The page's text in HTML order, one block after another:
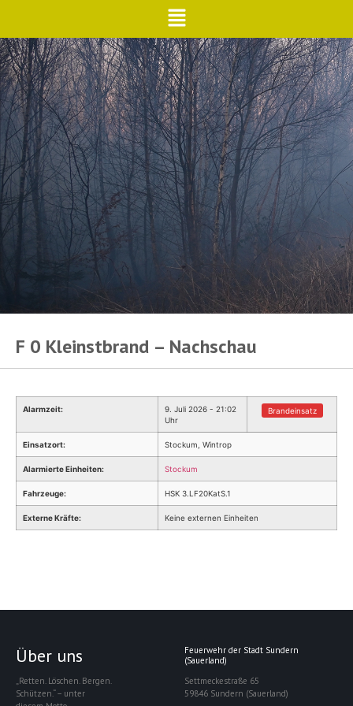
F 0 Kleinstbrand – Nachschau
Alarmzeit:
9. Juli 2026 - 21:02
Uhr
Brandeinsatz
Einsatzort: Stockum, Wintrop
Alarmierte Einheiten: Stockum
Fahrzeuge: HSK 3.LF20KatS.1
Externe Kräfte: Keine externen Einheiten
Über uns
„Retten. Löschen. Bergen.
Schützen.“ – unter
Feuerwehr der Stadt Sundern
(Sauerland)
Settmeckestraße 65
59846 Sundern (Sauerland)